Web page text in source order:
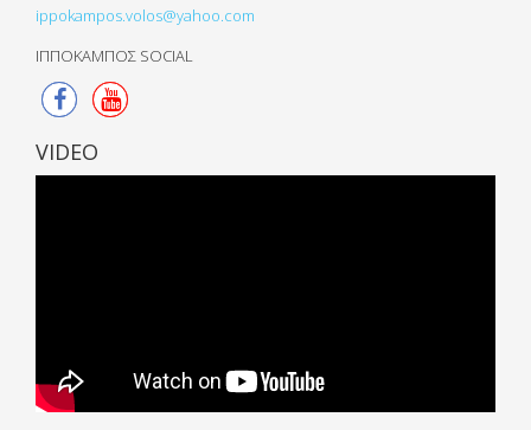
ippokampos.volos@yahoo.com
ΙΠΠΟΚΑΜΠΟΣ SOCIAL
VIDEO